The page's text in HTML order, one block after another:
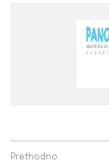
Prethodno